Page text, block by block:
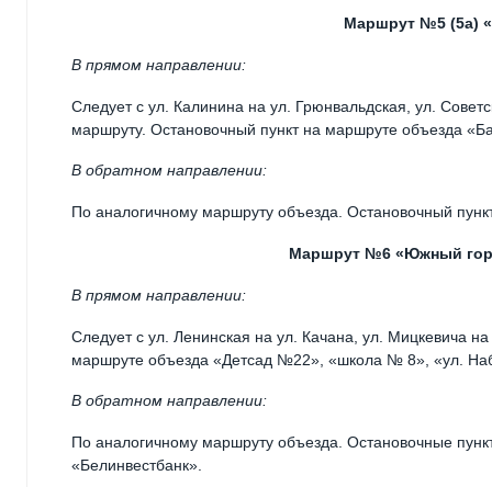
Маршрут №5 (5а)
В прямом направлении:
Следует с ул. Калинина на ул. Грюнвальдская, ул.
маршруту. Остановочный пункт на маршруте объезда
В обратном направлении:
По аналогичному маршруту объезда. Остановочный
Маршрут №6 «Южный
В прямом направлении:
Следует с ул. Ленинская на ул. Качана, ул. Мицкевича
маршруте объезда «Детсад №22», «школа № 8», «ул.
В обратном направлении:
По аналогичному маршруту объезда. Остановочные
«Белинвестбанк».